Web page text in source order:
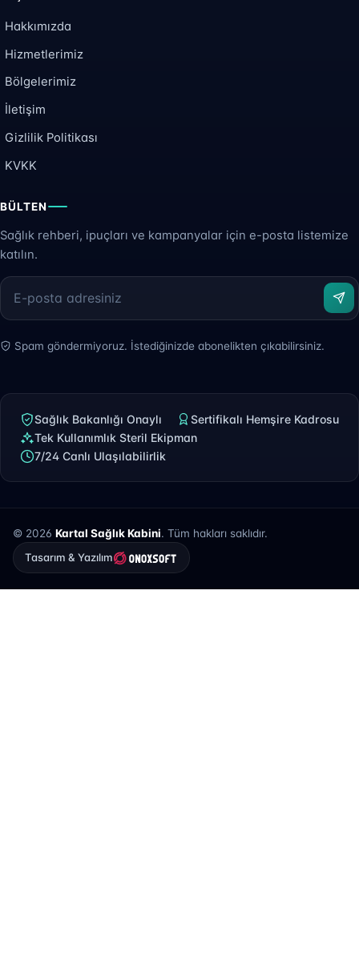
Hakkımızda
Hizmetlerimiz
Bölgelerimiz
İletişim
Gizlilik Politikası
KVKK
BÜLTEN
Sağlık rehberi, ipuçları ve kampanyalar için e-posta listemize
katılın.
Spam göndermiyoruz. İstediğinizde abonelikten çıkabilirsiniz.
Sağlık Bakanlığı Onaylı
Sertifikalı Hemşire Kadrosu
Tek Kullanımlık Steril Ekipman
7/24 Canlı Ulaşılabilirlik
© 2026 Kartal Sağlık Kabini. Tüm hakları saklıdır.
Tasarım & Yazılım